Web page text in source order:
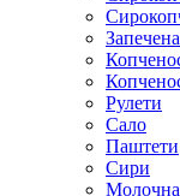
Рулети
Сало
Паштети
Сири
Молочна